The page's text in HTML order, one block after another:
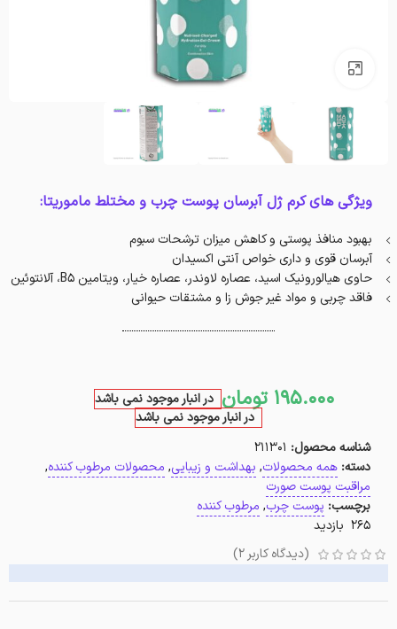
ویژگی های کرم ژل آبرسان پوست چرب و مختلط ماموریتا:
بهبود منافذ پوستی و کاهش میزان ترشحات سبوم
آبرسان قوی و داری خواص آنتی اکسیدان
حاوی هیالورونیک اسید، عصاره لاوندر، عصاره خیار، ویتامین B5، آلانتوئین
فاقد چربی و مواد غیر جوش زا و مشتقات حیوانی
195.000 تومان در انبار موجود نمی باشد
در انبار موجود نمی باشد
شناسه محصول: 211301
دسته: همه محصولات, بهداشت و زیبایی, محصولات مرطوب کننده,
مراقبت پوست صورت
برچسب: پوست چرب, مرطوب کننده
265 بازدید
(دیدگاه کاربر 2
)